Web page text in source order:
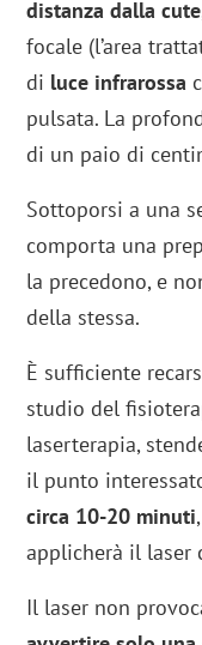
distanza dalla cute
focale (l’area
di luce infrarossa
pulsata. La
di un paio di
Sottoporsi a una
comporta una
la precedono, e
della stessa.
È sufficiente
studio del
laserterapia,
il punto
circa 10-20 minuti
applicherà il laser
Il laser non